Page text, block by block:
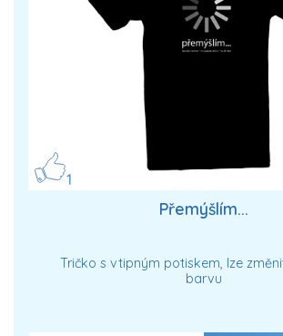
1
Přemýšlím...
Tričko s vtipným potiskem, lze
barvu